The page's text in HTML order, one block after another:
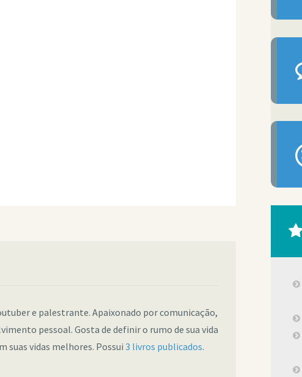
e palestrante. Apaixonado por comunicação,
pessoal. Gosta de definir o rumo de sua vida
suas vidas melhores. Possui 3 livros publicados.